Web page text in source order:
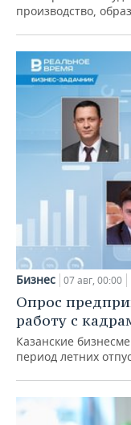
производство,
Бизнес 07 авг, 00:00
Опрос
работу с
Казанские
период летних